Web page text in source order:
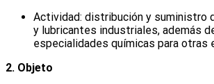
Actividad: distribución y suministro
y lubricantes industriales, además
especialidades químicas para otras
2. Objeto